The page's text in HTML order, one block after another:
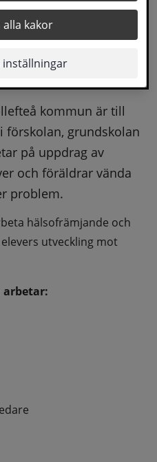
alla kakor
inställningar
kommun är till
förskolan, grundskolan
på uppdrag av
och föräldrar vända
problem.
hälsofrämjande och
utveckling mot
arbetar: